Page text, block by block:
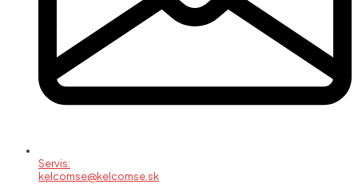
Servis:
kelcomse@kelcomse.sk